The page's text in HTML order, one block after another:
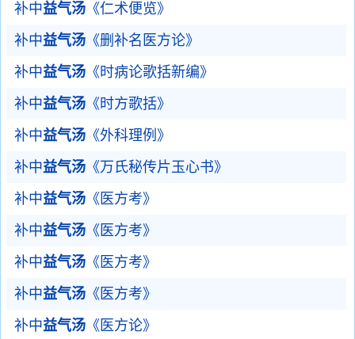
补中益气汤 《仁术便览》
补中益气汤 《删补名医方论》
补中益气汤 《时病论歌括新编》
补中益气汤 《时方歌括》
补中益气汤 《外科理例》
补中益气汤 《万氏秘传片玉心书》
补中益气汤 《医方考》
补中益气汤 《医方考》
补中益气汤 《医方考》
补中益气汤 《医方考》
补中益气汤 《医方论》